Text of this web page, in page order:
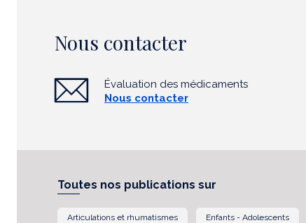
Nous contacter
Évaluation des médicaments
Nous contacter
Toutes nos publications sur
Articulations et rhumatismes Enfants - Adolescents